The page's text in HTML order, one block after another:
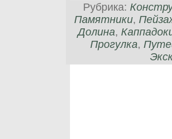
Рубрика:
Памятники,
Долина,
Прогулка,